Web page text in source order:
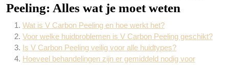
Peeling: Alles wat je moet weten
Wat is V Carbon Peeling en hoe werkt het?
Voor welke huidproblemen is V Carbon Peeling geschikt?
Is V Carbon Peeling veilig voor alle huidtypes?
Hoeveel behandelingen zijn er gemiddeld nodig voor